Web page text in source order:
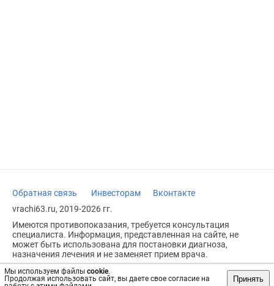
Мы используем файлы cookie.
Продолжая использовать сайт, вы даете свое согласие на
Принять
Обратная связь Инвесторам
Вконтакте
vrachi63.ru, 2019-2026 гг.
Имеются противопоказания, требуется консультация
специалиста. Информация, представленная на сайте, не
может быть использована для постановки диагноза,
назначения лечения и не заменяет прием врача.
Возрастное ограничение: 18+